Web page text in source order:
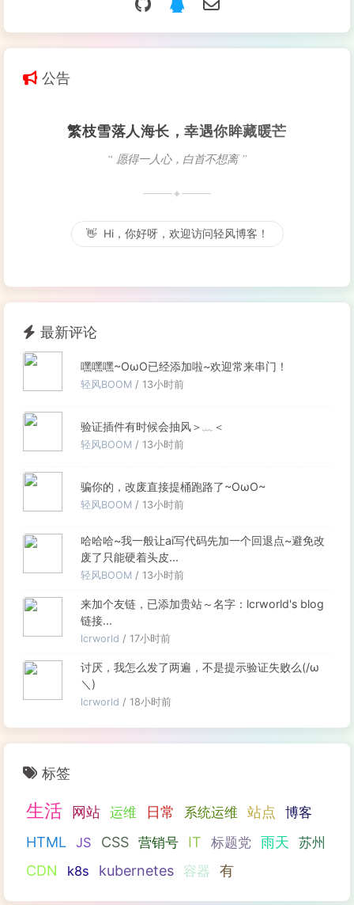
公告
繁枝雪落人海长，幸遇你眸藏暖芒
“ 愿得一人心，白首不想离 ”
✦
👋 Hi，你好呀，欢迎访问轻风博客！
最新评论
嘿嘿嘿~OωO已经添加啦~欢迎常来串门！
轻风BOOM / 13小时前
验证插件有时候会抽风＞﹏＜
轻风BOOM / 13小时前
骗你的，改废直接提桶跑路了~OωO~
轻风BOOM / 13小时前
哈哈哈~我一般让ai写代码先加一个回退点~避免改
废了只能硬着头皮...
轻风BOOM / 13小时前
来加个友链，已添加贵站～名字：lcrworld's blog
链接...
lcrworld / 17小时前
讨厌，我怎么发了两遍，不是提示验证失败么(/ω
＼)
lcrworld / 18小时前
标签
生活 网站 运维 日常 系统运维 站点 博客
HTML JS CSS 营销号 IT 标题党 雨天 苏州
CDN k8s kubernetes 容器 有